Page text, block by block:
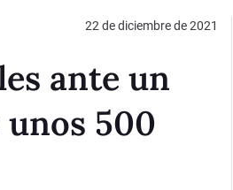
22 de diciembre de 2021
ante un
500